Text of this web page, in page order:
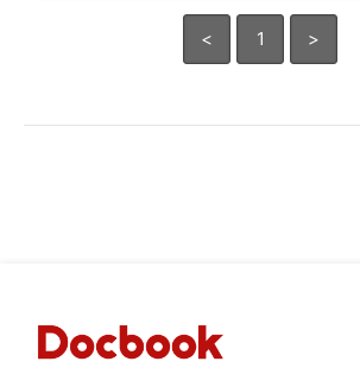
< 1 >